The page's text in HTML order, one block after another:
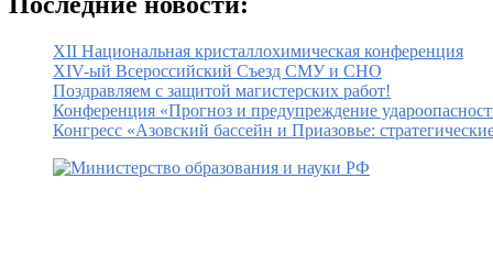
XII Национальная кристаллохимическая конференция
XIV-ый Всероссийский Съезд СМУ и СНО
Поздравляем с защитой магистерских работ!
Конференция «Прогноз и предупреждение
Конгресс «Азовский бассейн и Приазовье: